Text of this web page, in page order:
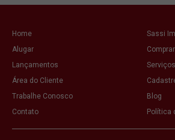
Home
Sassi
Alugar
Comprar
Lançamentos
Serviços
Área do Cliente
Trabalhe Conosco
Blog
Contato
Política